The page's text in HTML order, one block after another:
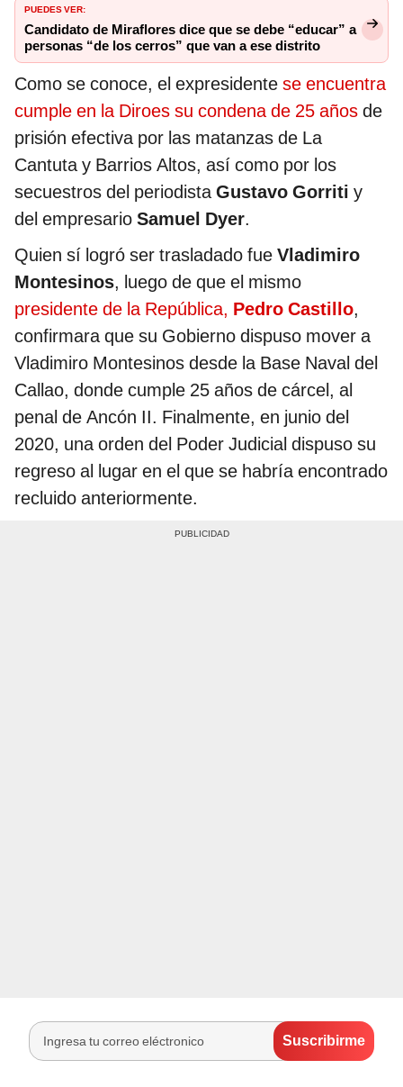
PUEDES VER:
Candidato de Miraflores dice que se debe “educar” a
personas “de los cerros” que van a ese distrito
Como se conoce, el expresidente se encuentra
cumple en la Diroes su condena de 25 años de
prisión efectiva por las matanzas de La
Cantuta y Barrios Altos, así como por los
secuestros del periodista Gustavo Gorriti y
del empresario Samuel Dyer.
Quien sí logró ser trasladado fue Vladimiro
Montesinos, luego de que el mismo
presidente de la República, Pedro Castillo,
confirmara que su Gobierno dispuso mover a
Vladimiro Montesinos desde la Base Naval del
Callao, donde cumple 25 años de cárcel, al
penal de Ancón II. Finalmente, en junio del
2020, una orden del Poder Judicial dispuso su
regreso al lugar en el que se habría encontrado
recluido anteriormente.